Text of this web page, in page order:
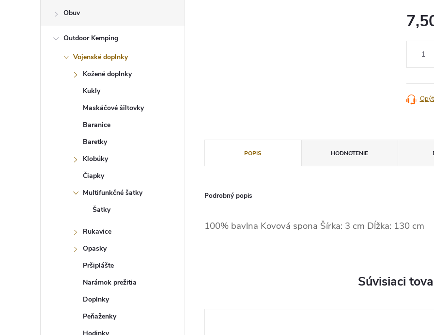
Obuv
Outdoor Kemping
Vojenské doplnky
Kožené doplnky
Kukly
Maskáčové šiltovky
Baranice
Baretky
Klobúky
Čiapky
Multifunkčné šatky
Šatky
Rukavice
Opasky
Pršiplášte
Narámok prežitia
Doplnky
Peňaženky
POPIS HODNOTENIE
Podrobný popis
100% bavlna Kovová spona Šírka: 3 cm Dĺžka: 130 cm
Súvisiaci